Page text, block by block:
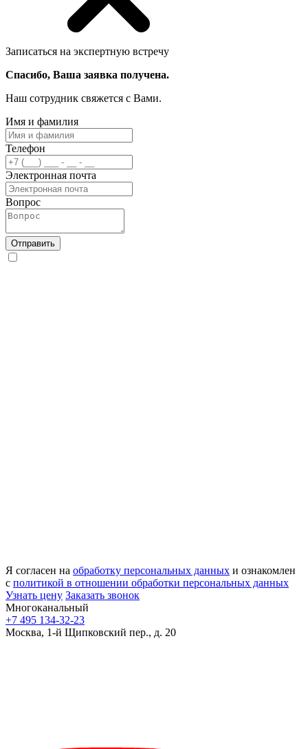
Записаться на экспертную встречу
Спасибо, Ваша заявка получена.
Наш сотрудник свяжется с Вами.
Имя и фамилия
Телефон
Электронная почта
Вопрос
Отправить
Я согласен на обработку персональных данных и ознакомлен
с политикой в отношении обработки персональных данных
Узнать цену Заказать звонок
Многоканальный
+7 495 134-32-23
Москва, 1-й Щипковский пер., д. 20